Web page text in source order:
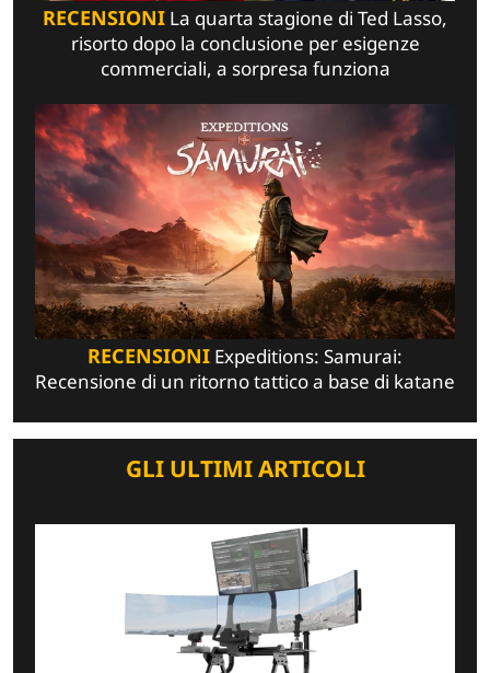
RECENSIONI La quarta stagione di Ted Lasso,
risorto dopo la conclusione per esigenze
commerciali, a sorpresa funziona
RECENSIONI Expeditions: Samurai:
Recensione di un ritorno tattico a base di katane
GLI ULTIMI ARTICOLI